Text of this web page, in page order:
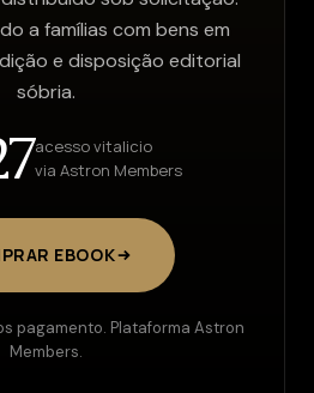
a famílias com bens em
e disposição editorial
sóbria.
acesso vitalicio
via Astron Members
EBOOK
pagamento. Plataforma Astron
Members.